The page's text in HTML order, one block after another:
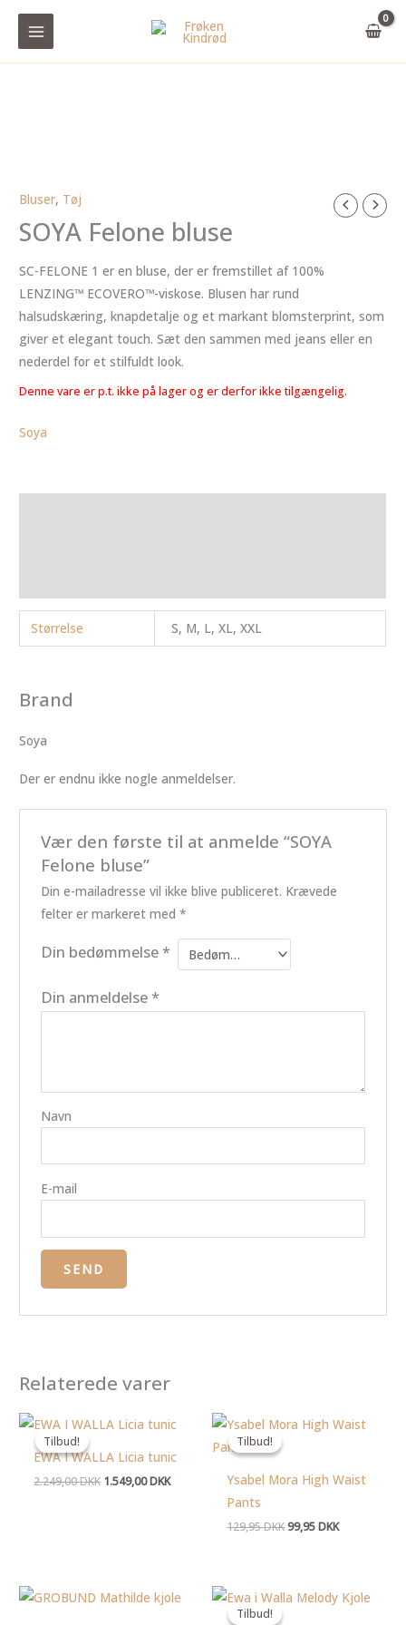
Bluser, Tøj
SOYA Felone bluse
SC-FELONE 1 er en bluse, der er fremstillet af 100%
LENZING™ ECOVERO™-viskose. Blusen har rund
halsudskæring, knapdetalje og et markant blomsterprint, som
giver et elegant touch. Sæt den sammen med jeans eller en
nederdel for et stilfuldt look.
Denne vare er p.t. ikke på lager og er derfor ikke tilgængelig.
Soya
Størrelse S, M, L, XL, XXL
Brand
Soya
Der er endnu ikke nogle anmeldelser.
Vær den første til at anmelde “SOYA
Felone bluse”
Din e-mailadresse vil ikke blive publiceret. Krævede
felter er markeret med *
Din bedømmelse*
Din anmeldelse*
Navn
E-mail
Relaterede varer
Tilbud!
Tilbud!
EWA I WALLA Licia tunic
2.249,00DKK
Den
oprindelige
var:
2.249,00 DKK.
1.549,00DKK
Den
aktuelle
er:
1.549,00 DKK.
Tilbud!
Tilbud!
Ysabel Mora High Waist
Pants
129,95DKK
Den
oprindelige
129,95 DKK.
99,95DKK
Den
aktuelle
99,95 DKK.
Tilbud!
Tilbud!
Den
oprindelige
Den
aktuelle